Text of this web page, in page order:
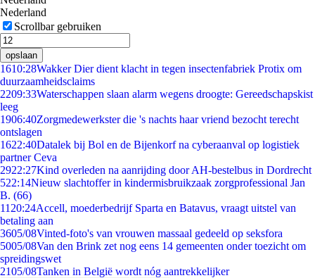
Nederland
Scrollbar gebruiken
opslaan
1610:28Wakker Dier dient klacht in tegen insectenfabriek Protix om
duurzaamheidsclaims
2209:33Waterschappen slaan alarm wegens droogte: Gereedschapskist
leeg
1906:40Zorgmedewerkster die 's nachts haar vriend bezocht terecht
ontslagen
1622:40Datalek bij Bol en de Bijenkorf na cyberaanval op logistiek
partner Ceva
2922:27Kind overleden na aanrijding door AH-bestelbus in Dordrecht
522:14Nieuw slachtoffer in kindermisbruikzaak zorgprofessional Jan
B. (66)
11 20:24Accell, moederbedrijf Sparta en Batavus, vraagt uitstel van
betaling aan
3605/08Vinted-foto's van vrouwen massaal gedeeld op seksfora
5005/08Van den Brink zet nog eens 14 gemeenten onder toezicht om
spreidingswet
2105/08Tanken in België wordt nóg aantrekkelijker